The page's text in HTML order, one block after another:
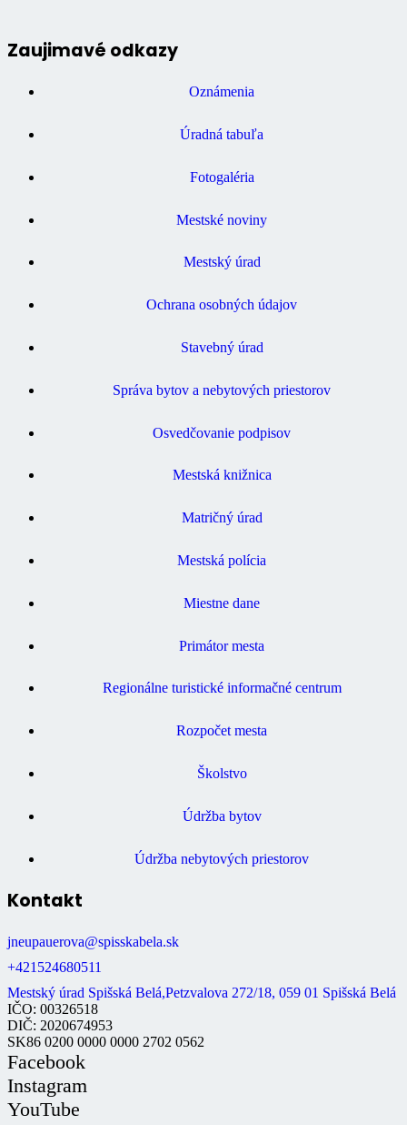
Zaujimavé odkazy
Oznámenia
Úradná tabuľa
Fotogaléria
Mestské noviny
Mestský úrad
Ochrana osobných údajov
Stavebný úrad
Správa bytov a nebytových priestorov
Osvedčovanie podpisov
Mestská knižnica
Matričný úrad
Mestská polícia
Miestne dane
Primátor mesta
Regionálne turistické informačné centrum
Rozpočet mesta
Školstvo
Údržba bytov
Údržba nebytových priestorov
Kontakt
jneupauerova@spisskabela.sk
+421524680511
Mestský úrad Spišská Belá,Petzvalova 272/18, 059 01 Spišská Belá
IČO: 00326518
DIČ: 2020674953
SK86 0200 0000 0000 2702 0562
Facebook
Instagram
YouTube